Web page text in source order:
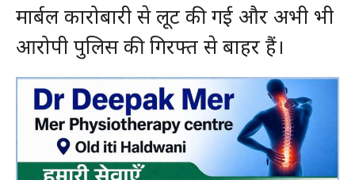
मार्बल कारोबारी से लूट की गई और अभी भी
आरोपी पुलिस की गिरफ्त से बाहर हैं।